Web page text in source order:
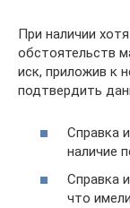
При наличии
обстоятельств
иск, приложив к
подтвердить
Справка
наличие
Справка
что